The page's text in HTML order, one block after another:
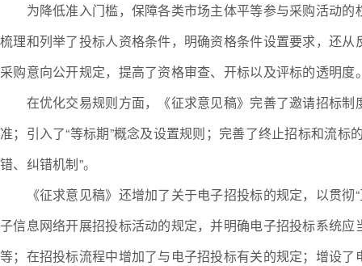
为降低准入门槛，保障各类市场主体平等参与采购活动的
梳理和列举了投标人资格条件，明确资格条件设置要求，还
采购意向公开规定，提高了资格审查、开标以及评标的透明度
在优化交易规则方面，《征求意见稿》完善了邀请招标制
准；引入了“等标期”概念及设置规则；完善了终止招标和流
错、纠错机制”。
《征求意见稿》还增加了关于电子招投标的规定，以贯彻“
子信息网络开展招投标活动的规定，并明确电子招投标系统
等；在招投标流程中增加了与电子招投标有关的规定；增设